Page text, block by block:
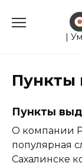
|
Пункты
Пункты
О компании
популярная
Сахалинске